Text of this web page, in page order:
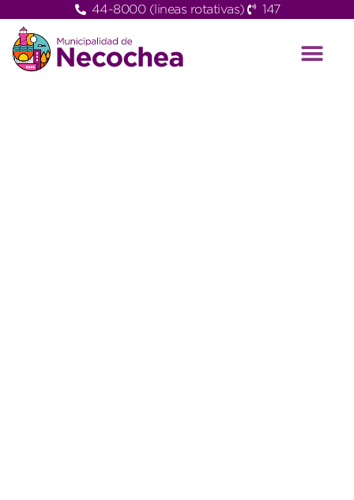
44-8000 (lineas rotativas) 147